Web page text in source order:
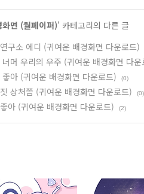
화면 (월페이퍼)' 카테고리의 다른 글
구소 에디 (귀여운 배경화면 다운로드)
너머 우리의 우주 (귀여운 배경화면 다운
좋아 (귀여운 배경화면 다운로드) (0)
상처쯤 (귀여운 배경화면 다운로드) (0)
아 (귀여운 배경화면 다운로드) (2)